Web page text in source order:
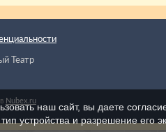
Театр
Nubex.ru
наш сайт, вы даете
устройства и разрешение его